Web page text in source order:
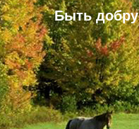
Быть добру